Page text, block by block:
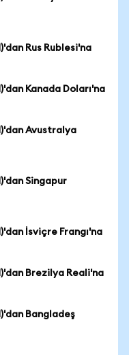
Rus Rublesi'na
Kanada Doları'na
Avustralya
Singapur
İsviçre Frangı'na
Brezilya Reali'na
Bangladeş